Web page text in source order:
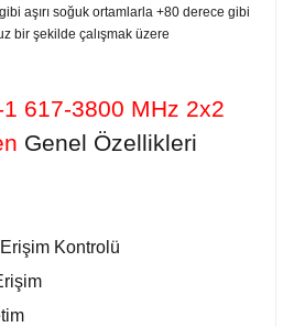
aşırı soğuk ortamlarla +80 derece gibi
bir şekilde çalışmak üzere
617-3800 MHz 2x2
Genel Özellikleri
Kontrolü